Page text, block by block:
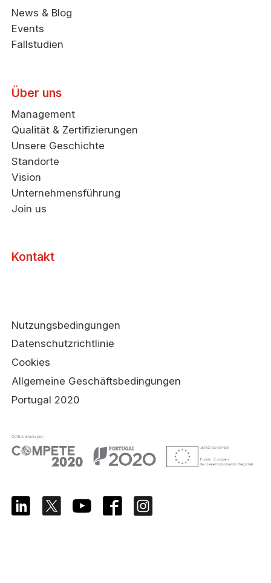
News & Blog
Events
Fallstudien
Über uns
Management
Qualität & Zertifizierungen
Unsere Geschichte
Standorte
Vision
Unternehmensführung
Join us
Kontakt
Nutzungsbedingungen
Datenschutzrichtlinie
Cookies
Allgemeine Geschäftsbedingungen
Portugal 2020